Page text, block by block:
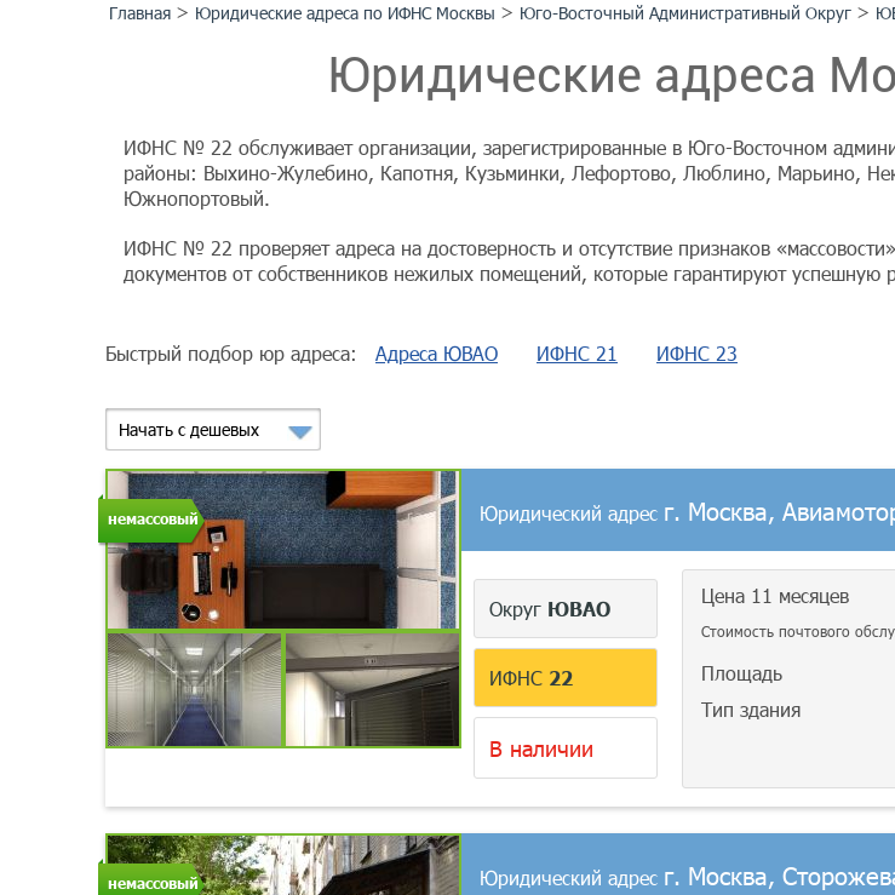
Главная > Юридические адреса по ИФНС Москвы > Юго-Восточный Административный Округ >
Юридические адреса
ИФНС № 22 обслуживает организации, зарегистрированные в Юго-Восточном
районы: Выхино-Жулебино, Капотня, Кузьминки, Лефортово, Люблино, Марьино,
Южнопортовый.
ИФНС № 22 проверяет адреса на достоверность и отсутствие признаков
документов от собственников нежилых помещений, которые гарантируют успешную
Быстрый подбор юр адреса: Адреса ЮВАО ИФНС 21 ИФНС 23
Начать с дешевых
немассовый Юридический адрес г. Москва,
Округ ЮВАО
ИФНС 22
В наличии
Цена 11 месяцев
Стоимость почтового
Площадь
Тип здания
немассовый Юридический адрес г. Москва,